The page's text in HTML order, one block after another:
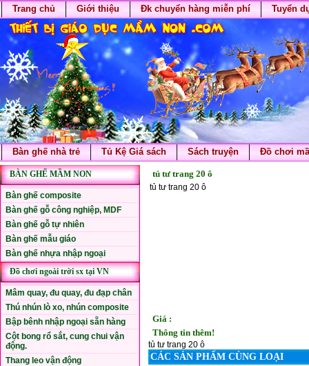
Trang chủ Giới thiệu Đk chuyển hàng miễn phí Tuyển
Bàn ghế nhà trẻ Tủ Kệ Giá sách Sách truyện Đồ chơi
BÀN GHẾ MẦM NON
Bàn ghế composite
Bàn ghế gỗ công nghiệp, MDF
Bàn ghế gỗ tự nhiên
Bàn ghế mẫu giáo
Bàn ghế nhựa nhập ngoại
Đồ chơi ngoài trời sx tại VN
Mâm quay, đu quay, đu đạp chân
Thú nhún lò xo, nhún composite
Bập bênh nhập ngoại sẵn hàng
Cột bong rổ sắt, cung chui vận
động.
Thang leo vận động
tủ tư trang 20 ô
tủ tư trang 20 ô
Giá :
Thông tin thêm!
tủ tư trang 20 ô
CÁC SẢN PHẨM CÙNG LOẠI